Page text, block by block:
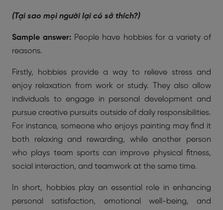
(Tại sao mọi người lại có sở thích?)
Sample answer: People have hobbies for a variety of
reasons.
Firstly, hobbies provide a way to relieve stress and
enjoy relaxation from work or study. They also allow
individuals to engage in personal development and
pursue creative pursuits outside of daily responsibilities.
For instance, someone who enjoys painting may find it
both relaxing and rewarding, while another person
who plays team sports can improve physical fitness,
social interaction, and teamwork at the same time.
In short, hobbies play an essential role in enhancing
personal satisfaction, emotional well-being, and